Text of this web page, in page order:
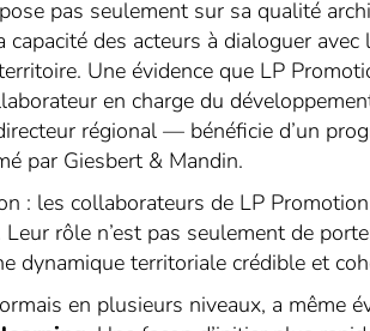
pas seulement sur sa qualité
des acteurs à dialoguer
Une évidence que LP
en charge du
régional — bénéficie d’un
par Giesbert & Mandin.
: les collaborateurs de LP
Leur rôle n’est pas seulement de
dynamique territoriale crédible et
en plusieurs niveaux, a même